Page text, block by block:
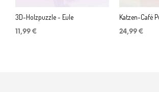
3D-Holzpuzzle - Eule
11,99 €
Katzen-Café
24,99 €